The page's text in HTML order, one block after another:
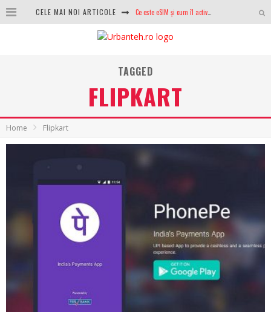
CELE MAI NOI ARTICOLE
Analiza producției fotovoltaice în România – cât produce un sistem solar pe timp de iarnă?
NVIDIA avertizează: memoria RAM și SSD-urile ar putea deveni și mai scumpe în perioada următoare
TAGGED
FLIPKART
Home Flipkart